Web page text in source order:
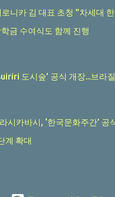
니카 김 대표 초청 "차세대
금 수여식도 함께 진행
도시숲’ 공식 개장...브라
시카바시, ‘한국문화주간’ 공
계 확대